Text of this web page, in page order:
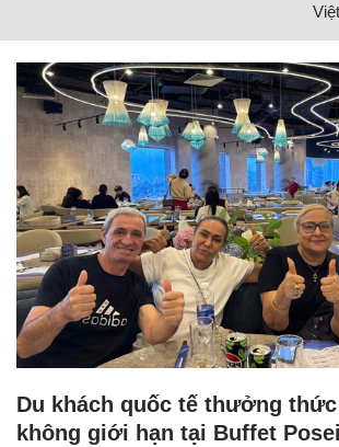
Du khách quốc tế thưởng
không giới hạn tại Buffet